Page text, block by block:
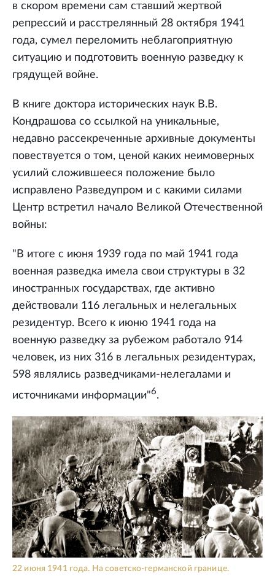
в скором времени сам ставший жертвой
репрессий и расстрелянный 28 октября 1941
года, сумел переломить неблагоприятную
ситуацию и подготовить военную разведку к
грядущей войне.
В книге доктора исторических наук В.В.
Кондрашова со ссылкой на уникальные,
недавно рассекреченные архивные документы
повествуется о том, ценой каких неимоверных
усилий сложившееся положение было
исправлено Разведупром и с какими силами
Центр встретил начало Великой Отечественной
войны:
"В итоге с июня 1939 года по май 1941 года
военная разведка имела свои структуры в 32
иностранных государствах, где активно
действовали 116 легальных и нелегальных
резидентур. Всего к июню 1941 года на
военную разведку за рубежом работало 914
человек, из них 316 в легальных резидентурах,
598 являлись разведчиками-нелегалами и
источниками информации"6.
22 июня 1941 года. На советско-германской границе.